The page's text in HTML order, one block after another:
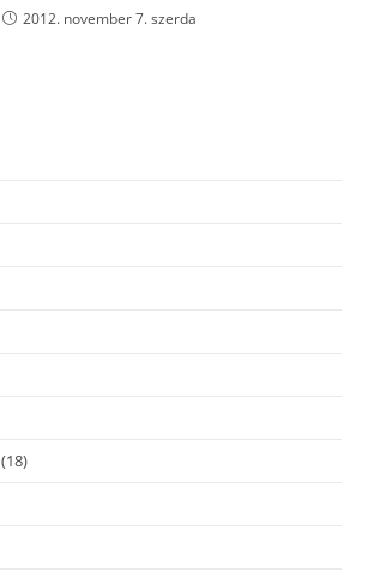
2012. november 7. szerda
(18)